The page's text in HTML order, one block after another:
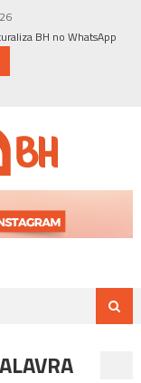
BH no WhatsApp